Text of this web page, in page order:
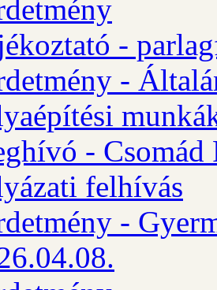
-
-
- Csomád
felhívás
-